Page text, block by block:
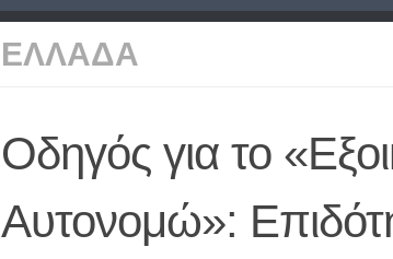
ΕΛΛΑΔΑ
Οδηγός για το
Αυτονομώ»: